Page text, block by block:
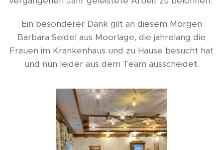
Ein besonderer Dank gilt an diesem Morgen
Barbara Seidel aus Moorlage, die jahrelang die
Frauen im Krankenhaus und zu Hause besucht hat
und nun leider aus dem Team ausscheidet.